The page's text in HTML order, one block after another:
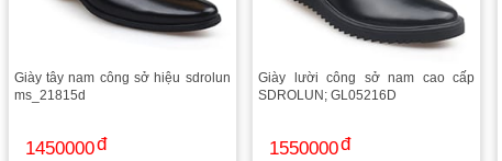
Giày tây nam công sở hiệu sdrolun
ms_21815d
1450000
Giày lười công sở nam cao cấp
SDROLUN; GL05216D
1550000